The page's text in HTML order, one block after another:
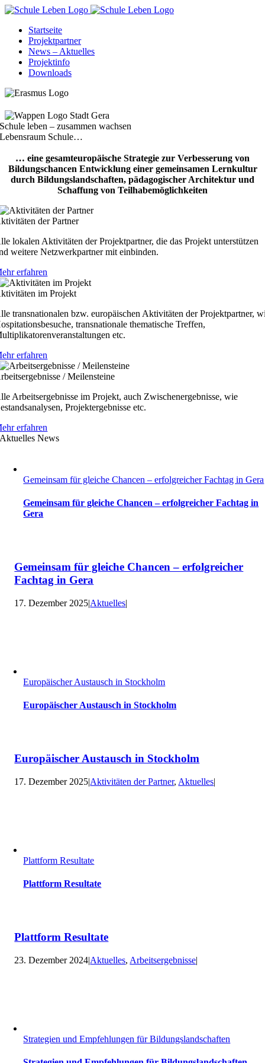
Zum
springenStartseite
Projektpartner
News – Aktuelles
Projektinfo
Downloads
Schule leben – zusammen wachsen
Lebensraum Schule…
… eine gesamteuropäische Strategie zur Verbesserung von
Bildungschancen Entwicklung einer gemeinsamen Lernkultur
durch Bildungslandschaften, pädagogischer Architektur und
Schaffung von Teilhabemöglichkeiten
der Partner
lokalen Aktivitäten der Projektpartner, die das Projekt unterstützen
weitere Netzwerkpartner mit einbinden.
erfahren
im Projekt
transnationalen bzw. europäischen Aktivitäten der Projektpartner,
transnationale thematische Treffen,
etc.
erfahren
/ Meilensteine
Arbeitsergebnisse im Projekt, auch Zwischenergebnisse, wie
Projektergebnisse etc.
erfahren
Aktuelles News
Gemeinsam für gleiche Chancen – erfolgreicher Fachtag in Gera
Gemeinsam für gleiche Chancen – erfolgreicher Fachtag in
Gera
Gemeinsam für gleiche Chancen – erfolgreicher
Fachtag in Gera
17. Dezember 2025|Aktuelles|
Europäischer Austausch in Stockholm
Europäischer Austausch in Stockholm
Europäischer Austausch in Stockholm
17. Dezember 2025|Aktivitäten der Partner, Aktuelles|
Plattform Resultate
Plattform Resultate
Plattform Resultate
23. Dezember 2024|Aktuelles, Arbeitsergebnisse|
Strategien und Empfehlungen für Bildungslandschaften